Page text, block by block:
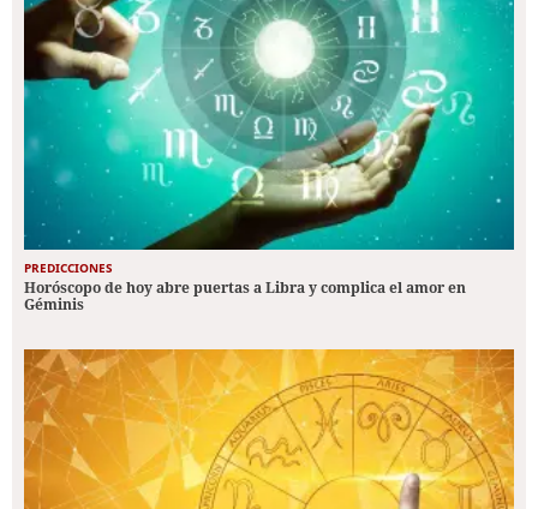
PREDICCIONES
Horóscopo de hoy abre puertas a Libra y complica el amor en
Géminis